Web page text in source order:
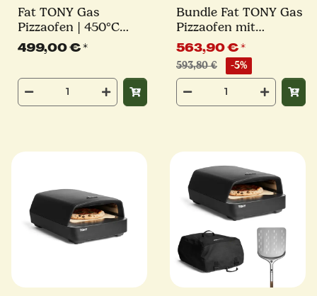
Fat TONY Gas
Pizzaofen | 450°C
Pizzaofen mit Dual-
Temperaturmessung |
499,00 €*
Bundle Fat TONY Gas
Pizzaofen mit
Schutzhülle und
Schieber 3-tlg.
563,90 €*
593,80 € -5%